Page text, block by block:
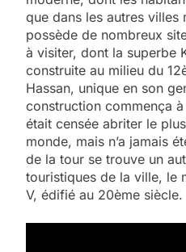
que dans les autres villes
possède de nombreux
à visiter, dont la superbe
construite au milieu du
Hassan, unique en son
construction commença
était censée abriter le
monde, mais n’a jamais
de la tour se trouve un
touristiques de la ville, le
V, édifié au 20ème siècle.